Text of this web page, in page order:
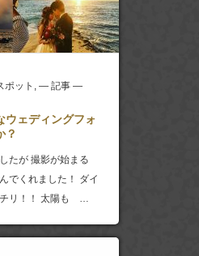
ポット , ― 記事 ―
ウェディングフォ
？
たが 撮影が始まる
でくれました！ ダイ
リ！！ 太陽も …